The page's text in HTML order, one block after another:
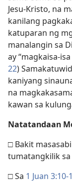
Jesu-Kristo, na
kanilang
katuparan ng
manalangin sa
ay “magkaisa-
22)
kaniyang
na
kawan sa
Natatandaan
□ Bakit
tumatangkilik
□ Sa 1 Juan 3:10-